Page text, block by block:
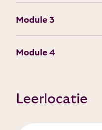
Module 3
Module 4
Leerlocatie